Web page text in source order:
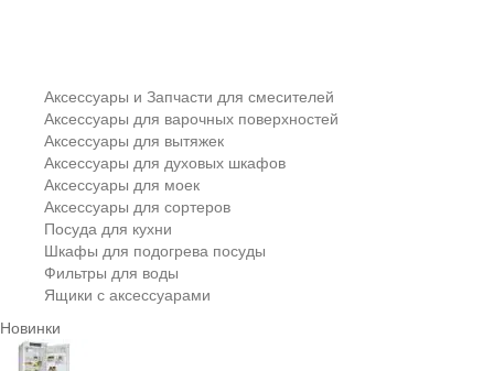
Аксессуары и Запчасти для смесителей
Аксессуары для варочных поверхностей
Аксессуары для вытяжек
Аксессуары для духовых шкафов
Аксессуары для моек
Аксессуары для сортеров
Посуда для кухни
Шкафы для подогрева посуды
Фильтры для воды
Ящики с аксессуарами
Новинки